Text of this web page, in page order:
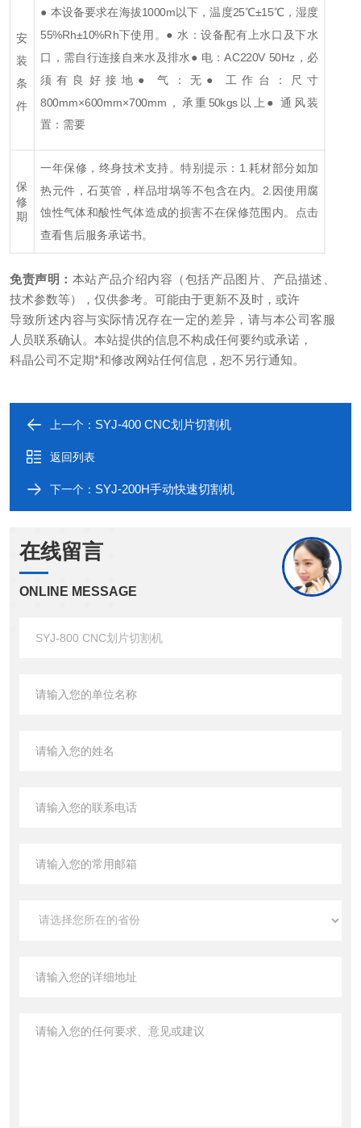
安
装
条
件
● 本设备要求在海拔1000m以下，温度25℃±15℃，湿度
55%Rh±10%Rh下使用。 ● 水：设备配有上水口及下水
口，需自行连接自来水及排水● 电：AC220V 50Hz，必
须有良好接地 ● 气：无 ● 工作台：尺寸
800mm×600mm×700mm，承重50kgs以上 ● 通风装
置：需要
保
修
期
一年保修，终身技术支持。特别提示： 1.耗材部分如加
热元件，石英管，样品坩埚等不包含在内。 2.因使用腐
蚀性气体和酸性气体造成的损害不在保修范围内。
点击
查看售后服务承诺书。
免责声明： 本站产品介绍内容（包括产品图片、产品描述、
技术参数等），仅供参考。可能由于更新不及时，或许
导致所述内容与实际情况存在一定的差异，请与本公司客服
人员联系确认。本站提供的信息不构成任何要约或承诺，
科晶公司不定期*和修改网站任何信息，恕不另行通知。
上一个： SYJ-400 CNC划片切割机
返回列表
下一个： SYJ-200H手动快速切割机
在线留言
ONLINE MESSAGE